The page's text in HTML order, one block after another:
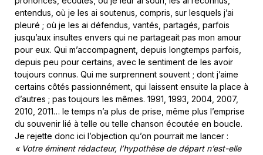
entendus, où je les ai soutenus, compris, sur lesquels j’ai
pleuré ; où je les ai défendus, vantés, partagés, parfois
jusqu’aux insultes envers qui ne partageait pas mon amour
pour eux. Qui m’accompagnent, depuis longtemps parfois,
depuis peu pour certains, avec le sentiment de les avoir
toujours connus. Qui me surprennent souvent ; dont j’aime
certains côtés passionnément, qui laissent ensuite la place à
d’autres ; pas toujours les mêmes. 1991, 1993, 2004, 2007,
2010, 2011… le temps n’a plus de prise, même plus l’emprise
du souvenir lié à telle ou telle chanson écoutée en boucle.
Je rejette donc ici l’objection qu’on pourrait me lancer :
« Votre éminent rédacteur, l’hypothèse de départ n’est-elle